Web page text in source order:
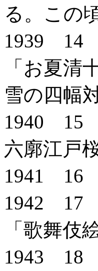
る。この
1939 14
「お夏清
雪の四幅
1940 15
六廓江戸
1941 16
1942 17
「歌舞伎
1943 18